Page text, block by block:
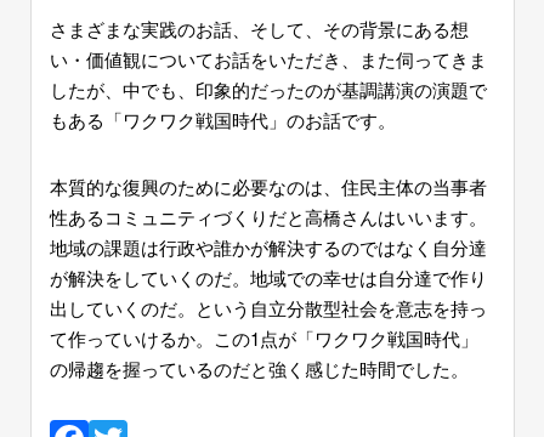
さまざまな実践のお話、そして、その背景にある想
い・価値観についてお話をいただき、また伺ってきま
したが、中でも、印象的だったのが基調講演の演題で
もある「ワクワク戦国時代」のお話です。
本質的な復興のために必要なのは、住民主体の当事者
性あるコミュニティづくりだと高橋さんはいいます。
地域の課題は行政や誰かが解決するのではなく自分達
が解決をしていくのだ。地域での幸せは自分達で作り
出していくのだ。という 自立分散型社会を意志を持っ
て作っていけるか。この1点が「ワクワク戦国時代」
の帰趨を握っているのだと強く感じた時間でした。